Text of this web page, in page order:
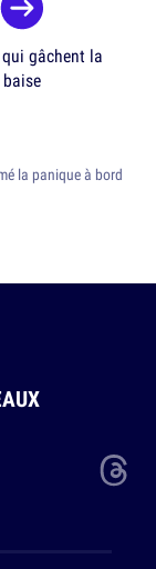
gâchent la
baise
la panique à bord